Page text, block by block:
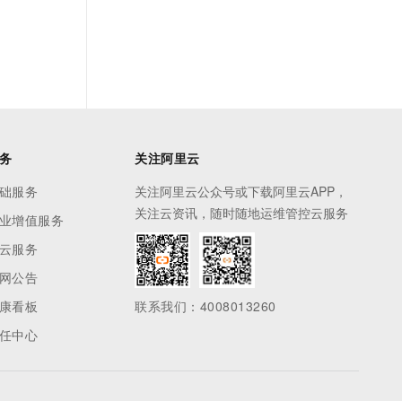
服务
增值服务
服务
公告
看板
中心
关注阿里云
关注阿里云公众号或下载阿里云APP，
关注云资讯，随时随地运维管控云服务
联系我们：4008013260